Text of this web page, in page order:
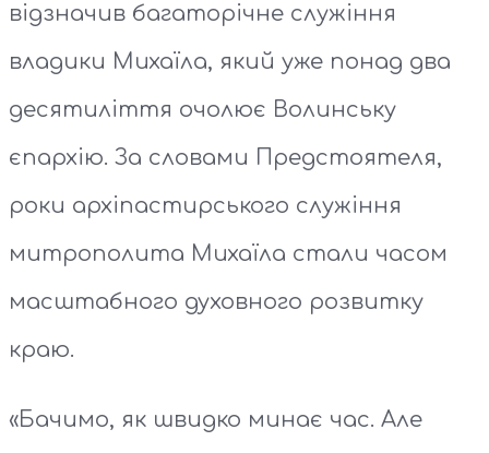
відзначив багаторічне служіння
владики Михаїла, який уже понад два
десятиліття очолює Волинську
єпархію. За словами Предстоятеля,
роки архіпастирського служіння
митрополита Михаїла стали часом
масштабного духовного розвитку
краю.
«Бачимо, як швидко минає час. Але